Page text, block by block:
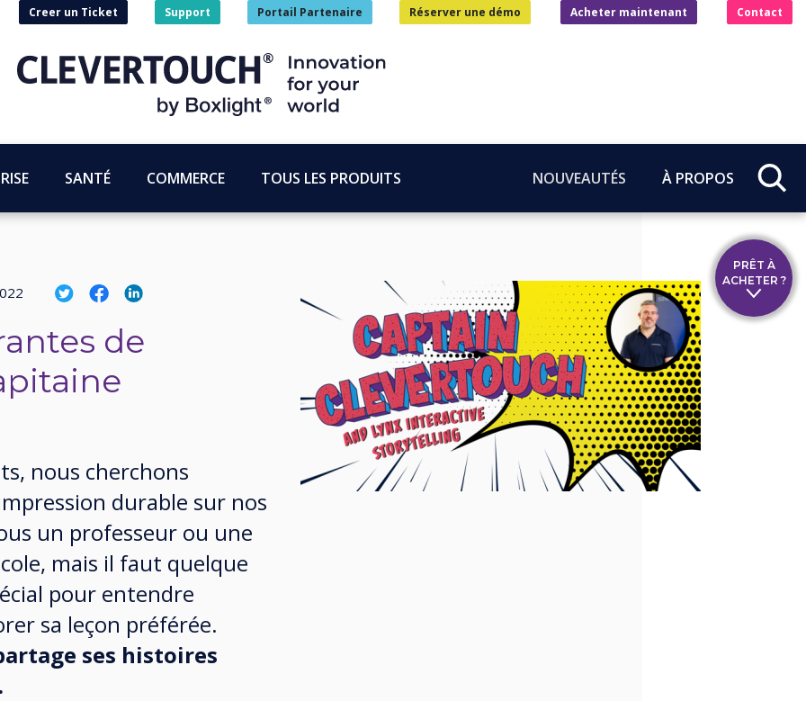
Creer un Ticket Support Portail Partenaire Réserver une démo Acheter maintenant Contact
SANTÉ COMMERCE TOUS LES PRODUITS NOUVEAUTÉS À PROPOS
de
nous cherchons
durable sur nos
un professeur ou une
mais il faut quelque
pour entendre
sa leçon préférée.
ses histoires
PRÊT À
ACHETER ?